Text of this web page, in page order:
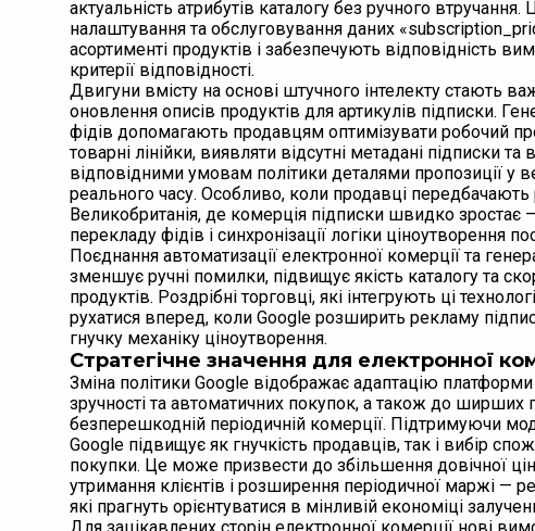
актуальність атрибутів каталогу без ручного
налаштування та обслуговування даних
асортименті продуктів і забезпечують відповідність
критерії відповідності.
Двигуни вмісту на основі штучного інтелекту стають
оновлення описів продуктів для артикулів підписки.
фідів допомагають продавцям оптимізувати робочий
товарні лінійки, виявляти відсутні метадані підписки
відповідними умовам політики деталями пропозиції
реального часу. Особливо, коли продавці
Великобританія, де комерція підписки швидко зростає
перекладу фідів і синхронізації логіки ціноутворення
Поєднання автоматизації електронної комерції та
зменшує ручні помилки, підвищує якість каталогу та
продуктів. Роздрібні торговці, які інтегрують ці
рухатися вперед, коли Google розширить рекламу
гнучку механіку ціноутворення.
Стратегічне значення для електронної
Зміна політики Google відображає адаптацію
зручності та автоматичних покупок, а також до ширших
безперешкодній періодичній комерції. Підтримуючи
Google підвищує як гнучкість продавців, так і вибір
покупки. Це може призвести до збільшення довічної
утримання клієнтів і розширення періодичної маржі —
які прагнуть орієнтуватися в мінливій економіці